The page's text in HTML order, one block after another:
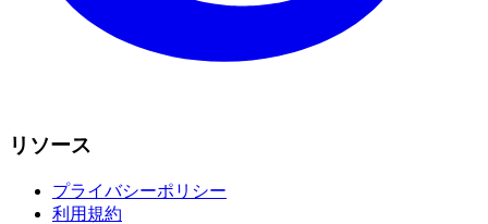
リソース
プライバシーポリシー
利用規約